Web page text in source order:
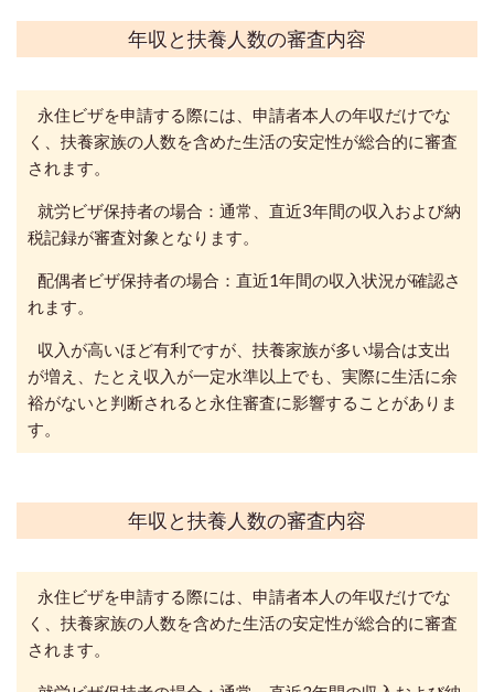
年収と扶養人数の審査内容
永住ビザを申請する際には、申請者本人の年収だけでな
く、扶養家族の人数を含めた生活の安定性が総合的に審査
されます。
就労ビザ保持者の場合：通常、直近3年間の収入および納
税記録が審査対象となります。
配偶者ビザ保持者の場合：直近1年間の収入状況が確認さ
れます。
収入が高いほど有利ですが、扶養家族が多い場合は支出
が増え、 たとえ収入が一定水準以上でも、実際に生活に余
裕がないと判断されると永住審査に影響することがありま
す。
年収と扶養人数の審査内容
永住ビザを申請する際には、申請者本人の年収だけでな
く、扶養家族の人数を含めた生活の安定性が総合的に審査
されます。